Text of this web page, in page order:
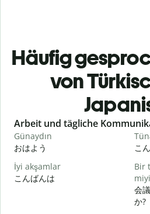
Häufig
von
Slide 1 of 6
Arbeit und tägliche
Günaydın
おはよう
こ
İyi akşamlar
こんばんは
Bir
会
か?